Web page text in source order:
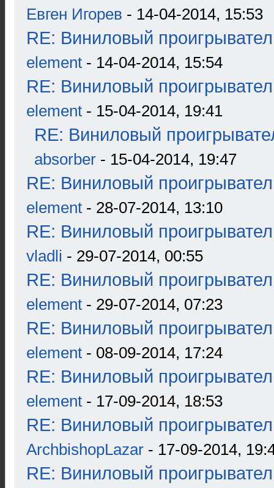
Евген Игорев - 14-04-2014, 15:53
RE: Виниловый
element - 14-04-2014, 15:54
RE: Виниловый
element - 15-04-2014, 19:41
RE: Виниловый
absorber - 15-04-2014, 19:47
RE: Виниловый
element - 28-07-2014, 13:10
RE: Виниловый
vladli - 29-07-2014, 00:55
RE: Виниловый
element - 29-07-2014, 07:23
RE: Виниловый
element - 08-09-2014, 17:24
RE: Виниловый
element - 17-09-2014, 18:53
RE: Виниловый
ArchbishopLazar - 17-09-2014,
RE: Виниловый